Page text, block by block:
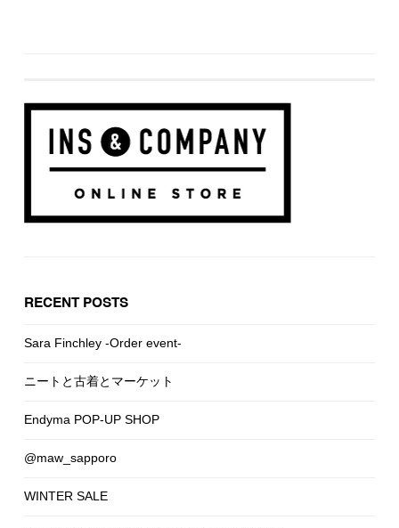
RECENT POSTS
Sara Finchley -Order event-
ニートと古着とマーケット
Endyma POP-UP SHOP
@maw_sapporo
WINTER SALE